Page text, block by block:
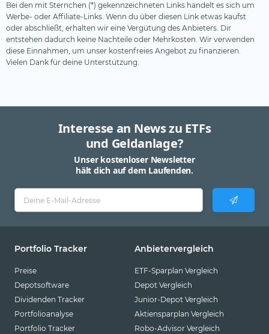
Bei den mit Sternchen (*) gekennzeichneten Links handelt es sich um
Werbe- oder Affiliate-Links. Wenn du über diesen Link etwas kaufst
oder abschließt, erhalten wir eine Vergütung des Anbieters. Dir
entstehen dadurch keine Nachteile oder Mehrkosten. Wir verwenden
diese Einnahmen, um unser kostenfreies Angebot zu finanzieren.
Vielen Dank für deine Unterstützung.
Interesse an News zu ETFs
und Geldanlage?
Unser kostenloser Newsletter
hält dich auf dem Laufenden.
Portfolio Tracker
Preise
Depotsoftware
Dividenden Tracker
Portfolioanalyse
Portfolio Tracker
Anbietervergleich
ETF-Sparplan Vergleich
Depot Vergleich
Junior-Depot Vergleich
Aktiensparplan Vergleich
Robo-Advisor Vergleich